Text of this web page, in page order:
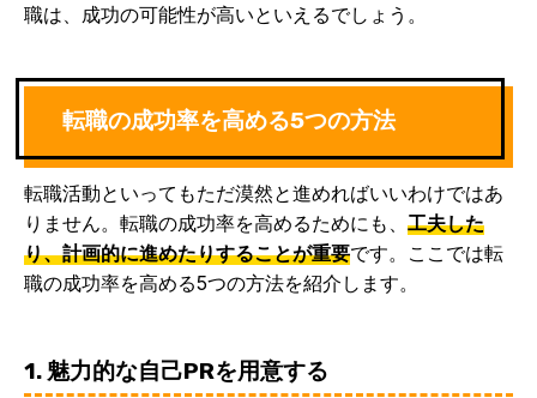
職は、成功の可能性が高いといえるでしょう。
転職の成功率を高める5つの方法
転職活動といってもただ漠然と進めればいいわけではあ
りません。転職の成功率を高めるためにも、 工夫した
り、計画的に進めたりすることが重要です。ここでは転
職の成功率を高める5つの方法を紹介します。
1. 魅力的な自己PRを用意する